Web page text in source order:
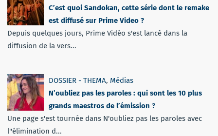
C’est quoi Sandokan, cette série dont le remake
est diffusé sur Prime Video ?
Depuis quelques jours, Prime Vidéo s'est lancé dans la
diffusion de la vers...
DOSSIER - THEMA, Médias
N’oubliez pas les paroles : qui sont les 10 plus
grands maestros de l’émission ?
Une page s'est tournée dans N'oubliez pas les paroles avec
l''élimination d...